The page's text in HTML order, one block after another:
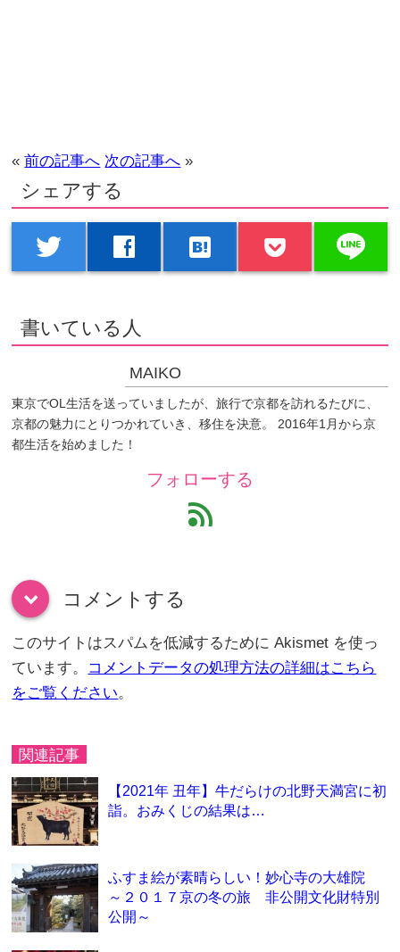
«前の記事へ 次の記事へ »
シェアする
twitter facebook hatenabookmark line
書いている人
MAIKO
東京でOL生活を送っていましたが、旅行で京都を訪れるたびに、
京都の魅力にとりつかれていき、移住を決意。 2016年1月から京
都生活を始めました！
フォローする
feed
down コメントする
このサイトはスパムを低減するために Akismet を使っ
ています。 コメントデータの処理方法の詳細はこちら
をご覧ください。
関連記事
【2021年 丑年】牛だらけの北野天満宮に初
詣。おみくじの結果は…
ふすま絵が素晴らしい！妙心寺の大雄院
～２０１７京の冬の旅 非公開文化財特別
公開～